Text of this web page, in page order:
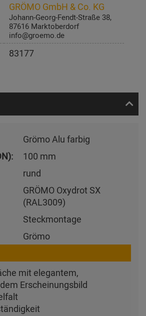
GRÖMO GmbH & Co. KG
Johann-Georg-Fendt-Straße 38,
87616 Marktoberdorf
info@groemo.de
83177
Grömo Alu farbig
100 mm
rund
GRÖMO Oxydrot SX
(RAL3009)
Steckmontage
Grömo
mit elegantem,
Erscheinungsbild